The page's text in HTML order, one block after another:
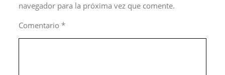
navegador para la próxima vez que comente.
Comentario*